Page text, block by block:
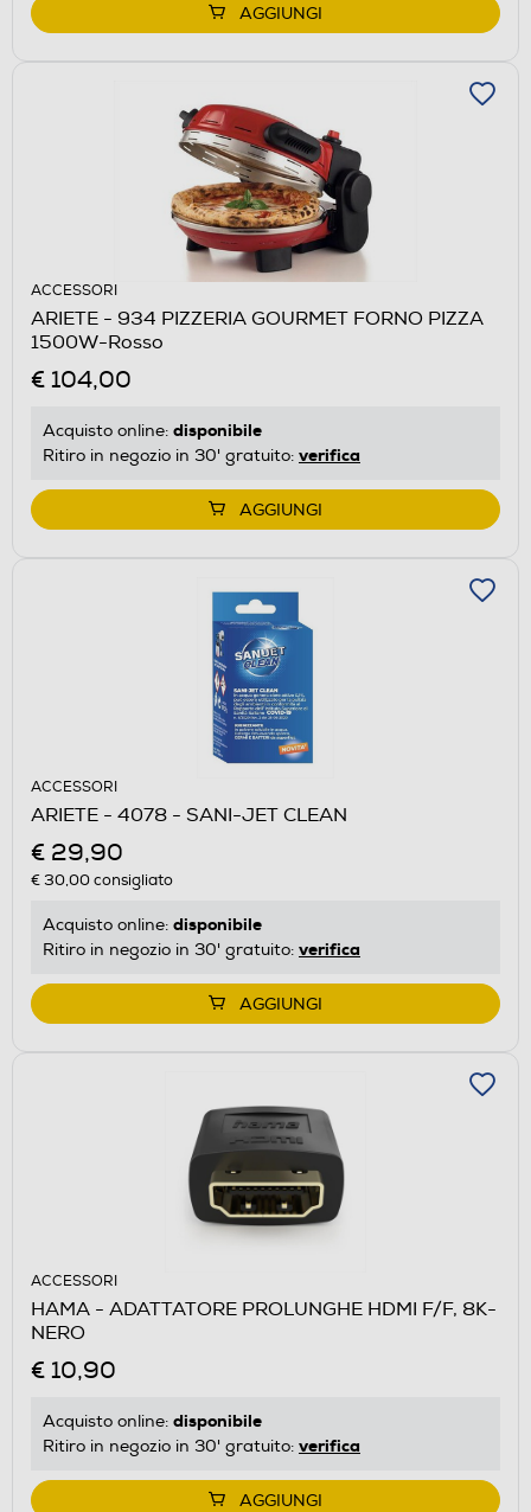
AGGIUNGI
ACCESSORI
ARIETE - 934 PIZZERIA GOURMET FORNO PIZZA
1500W-Rosso
€ 104,00
Acquisto online: disponibile
Ritiro in negozio in 30' gratuito: verifica
AGGIUNGI
ACCESSORI
ARIETE - 4078 - SANI-JET CLEAN
€ 29,90
€ 30,00consigliato
Acquisto online: disponibile
Ritiro in negozio in 30' gratuito: verifica
AGGIUNGI
ACCESSORI
HAMA - ADATTATORE PROLUNGHE HDMI F/F, 8K-
NERO
€ 10,90
Acquisto online: disponibile
Ritiro in negozio in 30' gratuito: verifica
AGGIUNGI